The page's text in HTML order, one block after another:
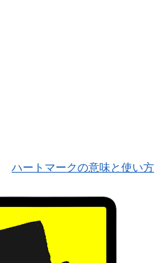
ハートマークの意味と使い方